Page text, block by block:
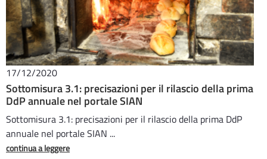
17/12/2020
Sottomisura 3.1: precisazioni per il rilascio della prima
DdP annuale nel portale SIAN
Sottomisura 3.1: precisazioni per il rilascio della prima DdP
annuale nel portale SIAN ...
continua a leggere